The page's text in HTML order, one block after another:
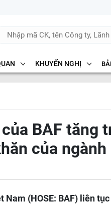
KHUYẾN NGHỊ
BAF tăng
của
Nam (HOSE: BAF) liên